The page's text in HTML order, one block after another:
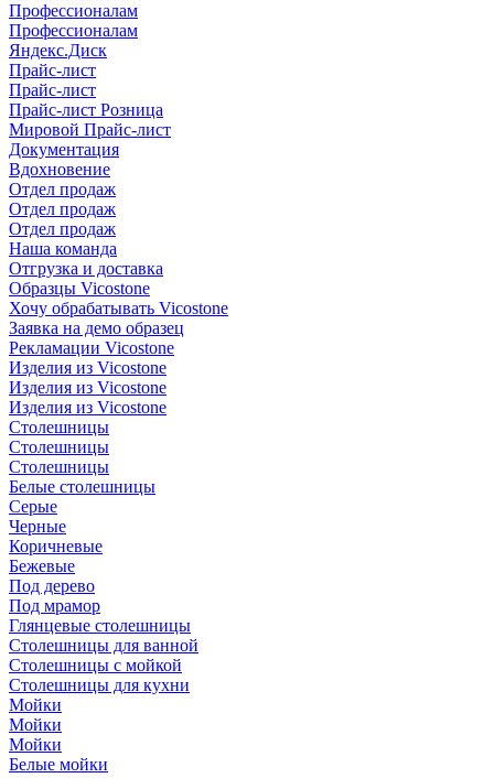
Профессионалам
Профессионалам
Яндекс.Диск
Прайс-лист
Прайс-лист
Прайс-лист Розница
Мировой Прайс-лист
Документация
Вдохновение
Отдел продаж
Отдел продаж
Отдел продаж
Наша команда
Отгрузка и доставка
Образцы Vicostone
Хочу обрабатывать Vicostone
Заявка на демо образец
Рекламации Vicostone
Изделия из Vicostone
Изделия из Vicostone
Изделия из Vicostone
Столешницы
Столешницы
Столешницы
Белые столешницы
Серые
Черные
Коричневые
Бежевые
Под дерево
Под мрамор
Глянцевые столешницы
Столешницы для ванной
Столешницы с мойкой
Столешницы для кухни
Мойки
Мойки
Мойки
Белые мойки